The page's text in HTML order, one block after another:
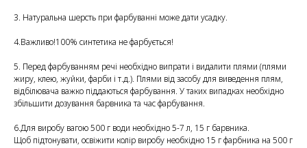
3. Натуральна шерсть при фарбуванні може дати усадку.
4.Важливо!100% синтетика не фарбується!
5. Перед фарбуванням речі необхідно випрати і видалити плями (плями
жиру, клею, жуйки, фарби і т.д.). Плями від засобу для виведення плям,
відбілювача важко піддаються фарбування. У таких випадках необхідно
збільшити дозування барвника та час фарбування.
6.Для виробу вагою 500 г води необхідно 5-7 л, 15 г барвника.
Щоб підтонувати, освіжити колір виробу необхідно 15 г фарбника на 500 г